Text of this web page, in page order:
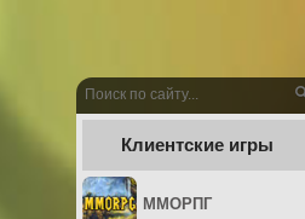
Клиентские игры
ММОРПГ